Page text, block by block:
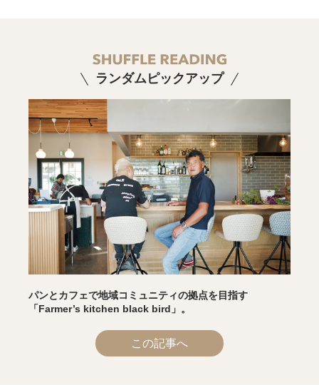
ランダムピックアップ
パンとカフェで地域コミュニティの拠点を目指す
「Farmer’s kitchen black bird」。
この記事へ